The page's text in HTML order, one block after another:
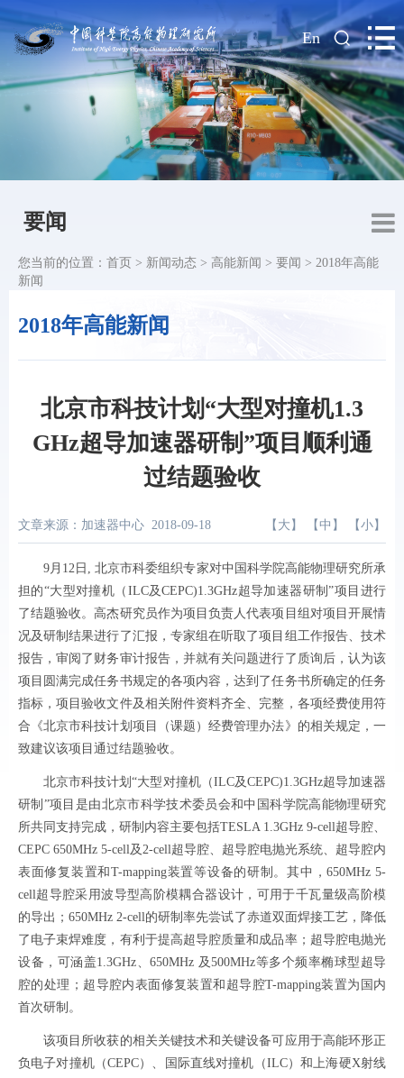
| En
要闻
2018年高能新闻
您当前的位置： 首页 > 新闻动态 > 高能新闻 > 要闻 > 2018年高能
新闻
北京市科技计划“大型对撞机1.3
GHz超导加速器研制”项目顺利通
过结题验收
文章来源：加速器中心 2018-09-18 【 大 】 【 中 】 【 小 】
9月12日, 北京市科委组织专家对中国科学院高能物理研究所承
担的“大型对撞机（ILC及CEPC)1.3GHz超导加速器研制”项目进行
了结题验收。高杰研究员作为项目负责人代表项目组对项目开展情
况及研制结果进行了汇报，专家组在听取了项目组工作报告、技术
报告，审阅了财务审计报告，并就有关问题进行了质询后，认为该
项目圆满完成任务书规定的各项内容，达到了任务书所确定的任务
指标，项目验收文件及相关附件资料齐全、完整，各项经费使用符
合《北京市科技计划项目（课题）经费管理办法》的相关规定，一
致建议该项目通过结题验收。
北京市科技计划“大型对撞机（ILC及CEPC)1.3GHz超导加速器
研制”项目是由北京市科学技术委员会和中国科学院高能物理研究
所共同支持完成，研制内容主要包括TESLA 1.3GHz 9-cell超导腔、
CEPC 650MHz 5-cell及2-cell超导腔、超导腔电抛光系统、超导腔内
表面修复装置和T-mapping装置等设备的研制。其中，650MHz 5-
cell超导腔采用波导型高阶模耦合器设计，可用于千瓦量级高阶模
的导出；650MHz 2-cell的研制率先尝试了赤道双面焊接工艺，降低
了电子束焊难度，有利于提高超导腔质量和成品率；超导腔电抛光
设备，可涵盖1.3GHz、650MHz 及500MHz等多个频率椭球型超导
腔的处理；超导腔内表面修复装置和超导腔T-mapping装置为国内
首次研制。
该项目所收获的相关关键技术和关键设备可应用于高能环形正
负电子对撞机（CEPC）、国际直线对撞机（ILC）和上海硬X射线